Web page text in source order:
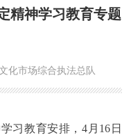
精神学习教育专题
化市场综合执法总队
习教育安排，4月16日